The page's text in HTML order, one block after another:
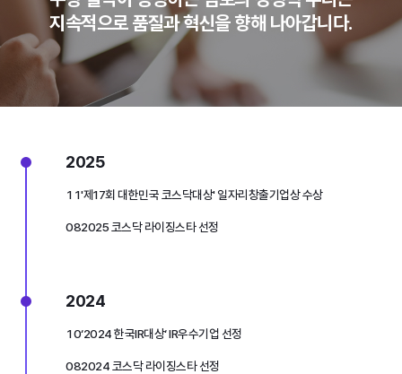
지속적으로 품질과 혁신을 향해 나아갑니다.
2025
11'제17회 대한민국 코스닥대상' 일자리창출기업상 수상
082025 코스닥 라이징스타 선정
2024
10‘2024 한국IR대상‘ IR우수기업 선정
082024 코스닥 라이징스타 선정